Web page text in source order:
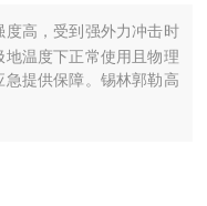
高，受到强外力冲击时
温度下正常使用且物理
提供保障。锡林郭勒高